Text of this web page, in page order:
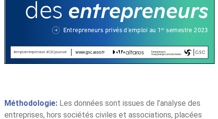
Méthodologie: Les données sont issues de l’analyse des
entreprises, hors sociétés civiles et associations, placées